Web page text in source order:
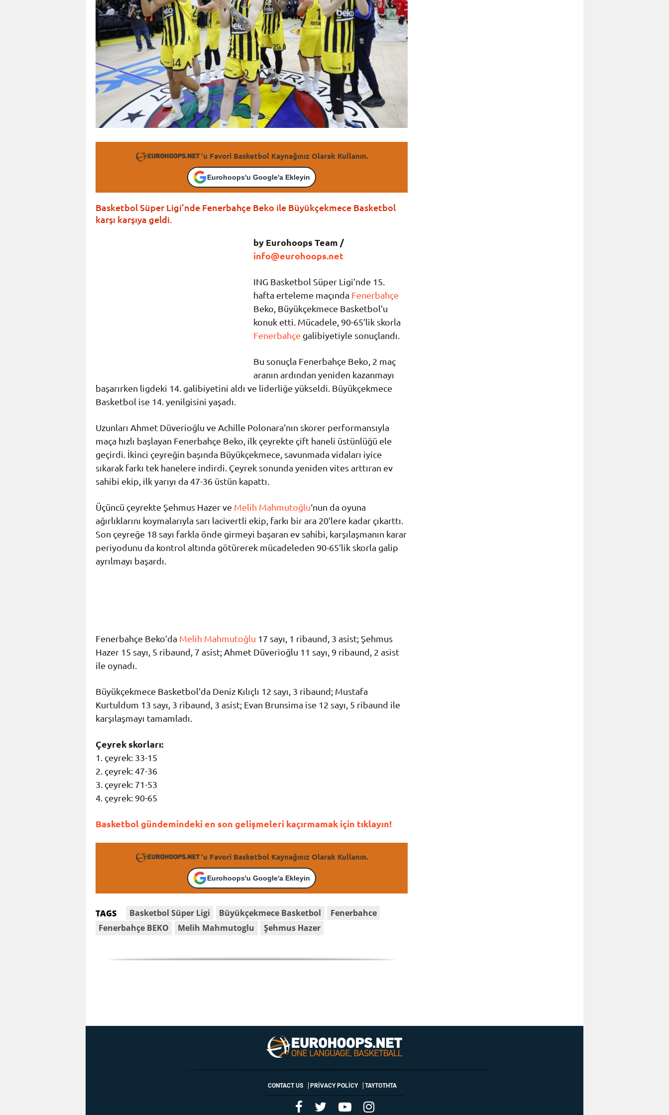
'u Favori Basketbol Kaynağınız Olarak Kullanın.
Eurohoops'u Google'a Ekleyin
Basketbol Süper Ligi’nde Fenerbahçe Beko ile Büyükçekmece Basketbol
karşı karşıya geldi.
by Eurohoops Team /
info@eurohoops.net
ING Basketbol Süper Ligi’nde 15.
hafta erteleme maçında Fenerbahçe
Beko, Büyükçekmece Basketbol’u
konuk etti. Mücadele, 90-65’lik skorla
Fenerbahçe galibiyetiyle sonuçlandı.
Bu sonuçla Fenerbahçe Beko, 2 maç
aranın ardından yeniden kazanmayı
başarırken ligdeki 14. galibiyetini aldı ve liderliğe yükseldi. Büyükçekmece
Basketbol ise 14. yenilgisini yaşadı.
Uzunları Ahmet Düverioğlu ve Achille Polonara’nın skorer performansıyla
maça hızlı başlayan Fenerbahçe Beko, ilk çeyrekte çift haneli üstünlüğü ele
geçirdi. İkinci çeyreğin başında Büyükçekmece, savunmada vidaları iyice
sıkarak farkı tek hanelere indirdi. Çeyrek sonunda yeniden vites arttıran ev
sahibi ekip, ilk yarıyı da 47-36 üstün kapattı.
Üçüncü çeyrekte Şehmus Hazer ve Melih Mahmutoğlu‘nun da oyuna
ağırlıklarını koymalarıyla sarı lacivertli ekip, farkı bir ara 20’lere kadar çıkarttı.
Son çeyreğe 18 sayı farkla önde girmeyi başaran ev sahibi, karşılaşmanın karar
periyodunu da kontrol altında götürerek mücadeleden 90-65’lik skorla galip
ayrılmayı başardı.
Fenerbahçe Beko’da Melih Mahmutoğlu 17 sayı, 1 ribaund, 3 asist; Şehmus
Hazer 15 sayı, 5 ribaund, 7 asist; Ahmet Düverioğlu 11 sayı, 9 ribaund, 2 asist
ile oynadı.
Büyükçekmece Basketbol’da Deniz Kılıçlı 12 sayı, 3 ribaund; Mustafa
Kurtuldum 13 sayı, 3 ribaund, 3 asist; Evan Brunsima ise 12 sayı, 5 ribaund ile
karşılaşmayı tamamladı.
Çeyrek skorları:
1. çeyrek: 33-15
2. çeyrek: 47-36
3. çeyrek: 71-53
4. çeyrek: 90-65
Basketbol gündemindeki en son gelişmeleri kaçırmamak için tıklayın!
'u Favori Basketbol Kaynağınız Olarak Kullanın.
Eurohoops'u Google'a Ekleyin
TAGS Basketbol Süper Ligi Büyükçekmece Basketbol
Fenerbahce
Fenerbahçe BEKO
Melih Mahmutoglu Şehmus Hazer
CONTACT US PRIVACY POLICY ΤΑΥΤΟΤΗΤΑ